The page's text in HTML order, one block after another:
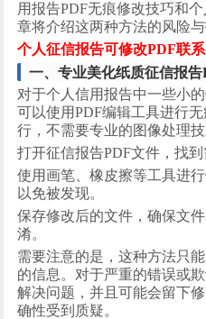
用报告PDF无痕修改技巧和
章将介绍这两种方法的风险与
个人征信报告可修改PDF联系
一、专业美化纸质征信报告
对于个人信用报告中一些小
可以使用PDF编辑工具进行
行，不需要专业的图像处理
打开征信报告PDF文件，找到
使用画笔、橡皮擦等工具进
以免被发现。
保存修改后的文件，确保文
淆。
需要注意的是，这种方法只
的信息。对于严重的错误或
解决问题，并且可能会留下
确性受到质疑。